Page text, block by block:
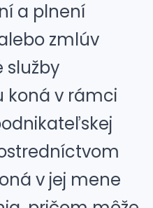
a plnení
zmlúv
služby
koná v rámci
v jej mene